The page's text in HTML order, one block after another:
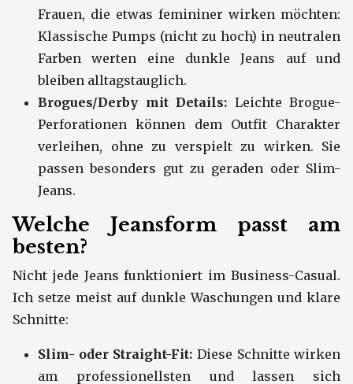
Frauen, die etwas femininer wirken möchten:
Klassische Pumps (nicht zu hoch) in neutralen
Farben werten eine dunkle Jeans auf und
bleiben alltagstauglich.
Brogues/Derby mit Details: Leichte Brogue-
Perforationen können dem Outfit Charakter
verleihen, ohne zu verspielt zu wirken. Sie
passen besonders gut zu geraden oder Slim-
Jeans.
Welche Jeansform passt am
besten?
Nicht jede Jeans funktioniert im Business-Casual.
Ich setze meist auf dunkle Waschungen und klare
Schnitte:
Slim- oder Straight-Fit: Diese Schnitte wirken
am professionellsten und lassen sich